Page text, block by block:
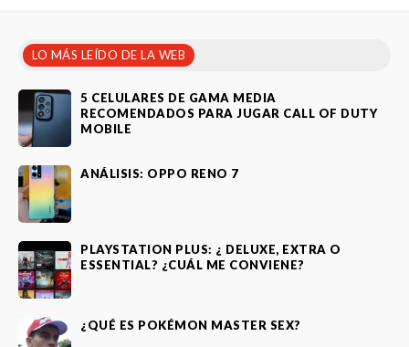
LO MÁS LEÍDO DE LA WEB
5 CELULARES DE GAMA MEDIA
RECOMENDADOS PARA JUGAR CALL OF DUTY
MOBILE
ANÁLISIS: OPPO RENO 7
PLAYSTATION PLUS: ¿ DELUXE, EXTRA O
ESSENTIAL? ¿CUÁL ME CONVIENE?
¿QUÉ ES POKÉMON MASTER SEX?